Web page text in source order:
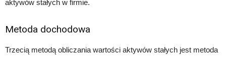
aktywów stałych w firmie.
Metoda dochodowa
Trzecią metodą obliczania wartości aktywów stałych jest metoda